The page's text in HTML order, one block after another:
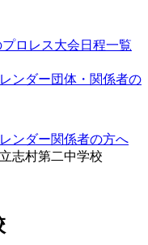
プロレス大会日程一覧
ンダー団体・関係者の
ンダー関係者の方へ
志村第二中学校